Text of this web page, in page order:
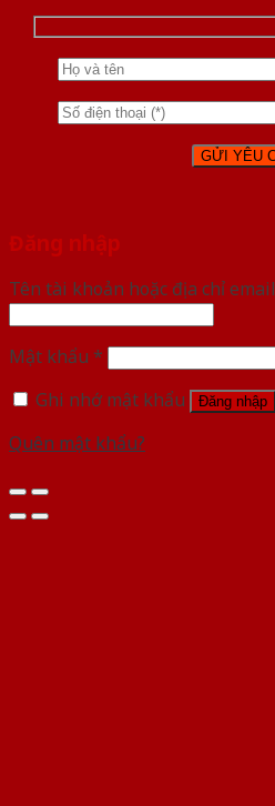
Đăng nhập
Tên tài khoản hoặc địa chỉ email
Mật khẩu *
Ghi nhớ mật khẩu
Đăng nhập
Quên mật khẩu?